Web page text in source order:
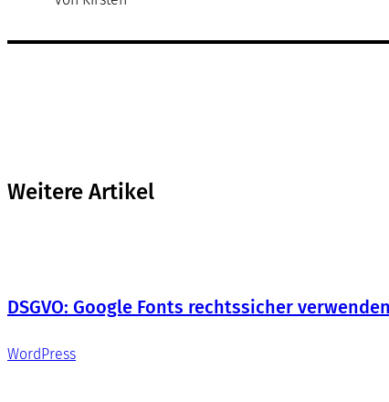
Weitere Artikel
DSGVO: Google Fonts rechtssicher verwenden
WordPress